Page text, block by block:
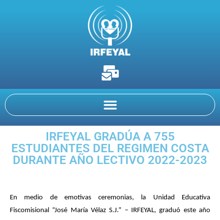
IRFEYAL GRADÚA A 755
ESTUDIANTES DEL REGIMEN COSTA
DURANTE AÑO LECTIVO 2022-2023
En medio de emotivas ceremonias, la Unidad Educativa
Fiscomisional “José María Vélaz S.J.” – IRFEYAL, graduó este año